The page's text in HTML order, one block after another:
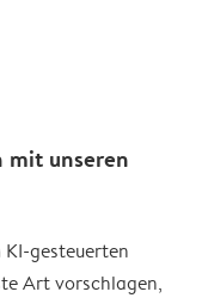
mit unseren
KI-gesteuerten
Art vorschlagen,